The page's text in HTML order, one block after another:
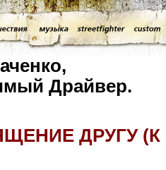
Драйвер.
ДРУГУ